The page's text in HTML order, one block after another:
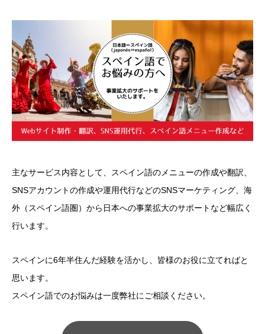
主なサービス内容として、スペイン語のメニューの作成や翻訳、
SNSアカウントの作成や運用代行などのSNSマーケティング、海
外（スペイン語圏）から日本への事業拡大のサポートなど幅広く
行います。
スペインに6年半住んだ経験を活かし、皆様のお役に立てればと
思います。
スペイン語でのお悩みは一度弊社にご相談ください。